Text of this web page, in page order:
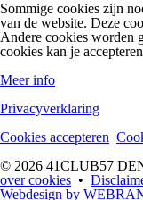
Sommige cookies zijn
van de website. Deze
Andere cookies worden
cookies kan je
Meer info
Privacyverklaring
Cookies accepteren
© 2026 41CLUB57
over cookies •
Webdesign by